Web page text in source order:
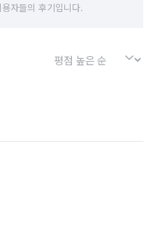
자들의 후기입니다.